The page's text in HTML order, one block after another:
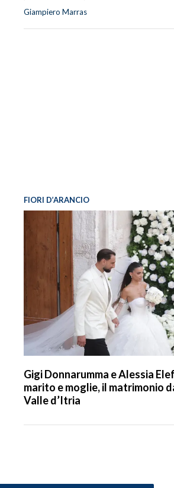
Giampiero Marras
FIORI D’ARANCIO
Gigi Donnarumma e Alessia
marito e moglie, il matrimonio
Valle d’Itria